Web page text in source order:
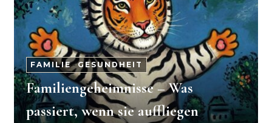
FAMILIE-GESUNDHEIT
Familiengeheimnisse – Was
passiert, wenn sie auffliegen